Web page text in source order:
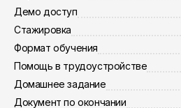
Демо доступ
Стажировка
Формат обучения
Помощь в трудоустройстве
Домашнее задание
Документ по окончании